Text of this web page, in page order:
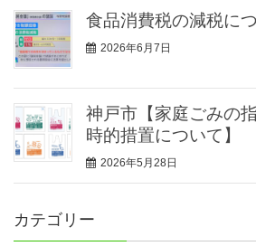
食品消費税の減税に
2026年6月7日
神戸市【家庭ごみの
時的措置について】
2026年5月28日
カテゴリー